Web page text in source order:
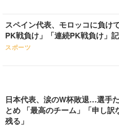
スペイン代表、モロッコに負け
PK戦負け」「連続PK戦負け」
スポーツ
日本代表、涙のW杯敗退…選手
とめ 「最高のチーム」「申し訳
残る」